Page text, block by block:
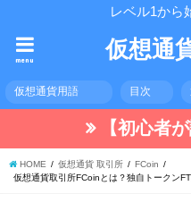
レベル1から
仮想通
menu
仮想通貨用語 目次
【初心者
HOME 仮想通貨 取引所
FCoin
仮想通貨取引所FCoinとは？独自トークン